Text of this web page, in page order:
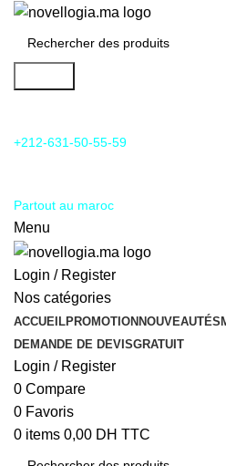
+212-631-50-55-59
Partout au maroc
Menu
Login / Register
Nos catégories
ACCUEILPROMOTIONNOUVEAUTÉS
DEMANDE DE DEVISGRATUIT
Login / Register
0 Compare
0 Favoris
0 items 0,00 DH TTC